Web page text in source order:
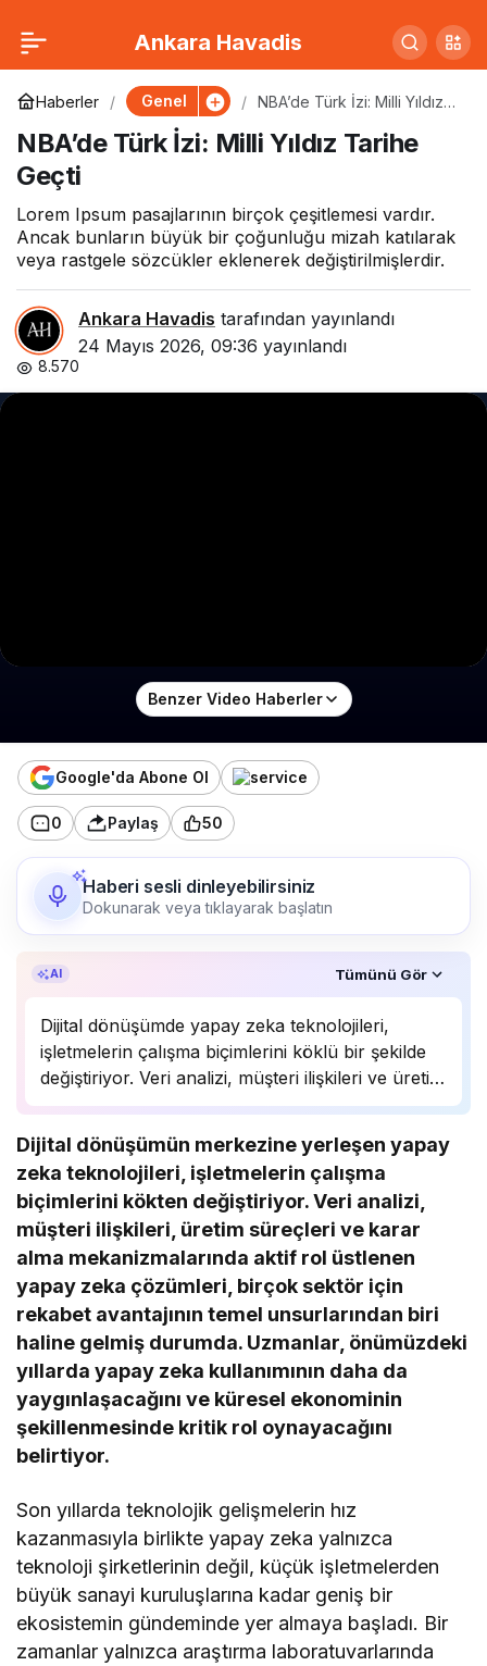
Ankara Havadis
Haberler Genel
NBA’de Türk İzi: Milli Yıldız
NBA’de Türk İzi: Milli Yıldız Tarihe
Geçti
Lorem Ipsum pasajlarının birçok çeşitlemesi vardır.
Ancak bunların büyük bir çoğunluğu mizah katılarak
veya rastgele sözcükler eklenerek değiştirilmişlerdir.
Ankara Havadis tarafından yayınlandı
24 Mayıs 2026, 09:36 yayınlandı
8.570
Benzer Video Haberler
Google'da Abone Ol
0 Paylaş 50
Haberi sesli dinleyebilirsiniz
Dokunarak veya tıklayarak başlatın
AI Tümünü Gör
Dijital dönüşümde yapay zeka teknolojileri,
işletmelerin çalışma biçimlerini köklü bir şekilde
değiştiriyor. Veri analizi, müşteri ilişkileri ve üretim
süreçlerinde önemli bir rol oynayan yapay zeka,
Uzmanlar, bu teknolojinin önümüzdeki yıllarda
daha da yaygınlaşarak…
Dijital dönüşümün merkezine yerleşen yapay
zeka teknolojileri, işletmelerin çalışma
biçimlerini kökten değiştiriyor. Veri analizi,
müşteri ilişkileri, üretim süreçleri ve karar
alma mekanizmalarında aktif rol üstlenen
yapay zeka çözümleri, birçok sektör için
rekabet avantajının temel unsurlarından biri
haline gelmiş durumda. Uzmanlar, önümüzdeki
yıllarda yapay zeka kullanımının daha da
yaygınlaşacağını ve küresel ekonominin
şekillenmesinde kritik rol oynayacağını
belirtiyor.
Son yıllarda teknolojik gelişmelerin hız
kazanmasıyla birlikte yapay zeka yalnızca
teknoloji şirketlerinin değil, küçük işletmelerden
büyük sanayi kuruluşlarına kadar geniş bir
ekosistemin gündeminde yer almaya başladı. Bir
zamanlar yalnızca araştırma laboratuvarlarında
Milli Takım Kadrosu
Açıklandı: Sürpriz İsimler
Listede
0 Paylaş